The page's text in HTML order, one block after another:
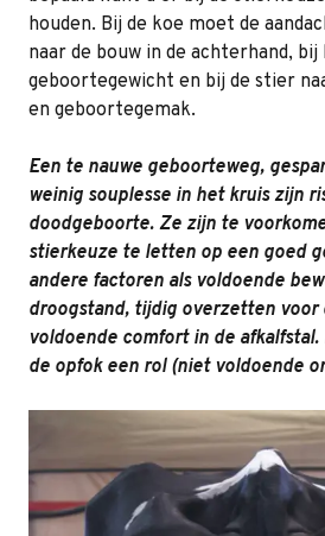
houden. Bij de koe moet de
naar de bouw in de achterhand,
geboortegewicht en bij de stier
en geboortegemak.
Een te nauwe geboorteweg,
weinig souplesse in het kruis zijn
doodgeboorte. Ze zijn te
stierkeuze te letten op een goed
andere factoren als voldoende
droogstand, tijdig overzetten voor
voldoende comfort in de
de opfok een rol (niet voldoende